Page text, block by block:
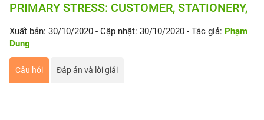
PRIMARY STRESS: CUSTOMER, STATIONERY,
Xuất bản: 30/10/2020 - Cập nhật: 30/10/2020 - Tác giả: Phạm
Dung
Câu hỏi Đáp án và lời giải